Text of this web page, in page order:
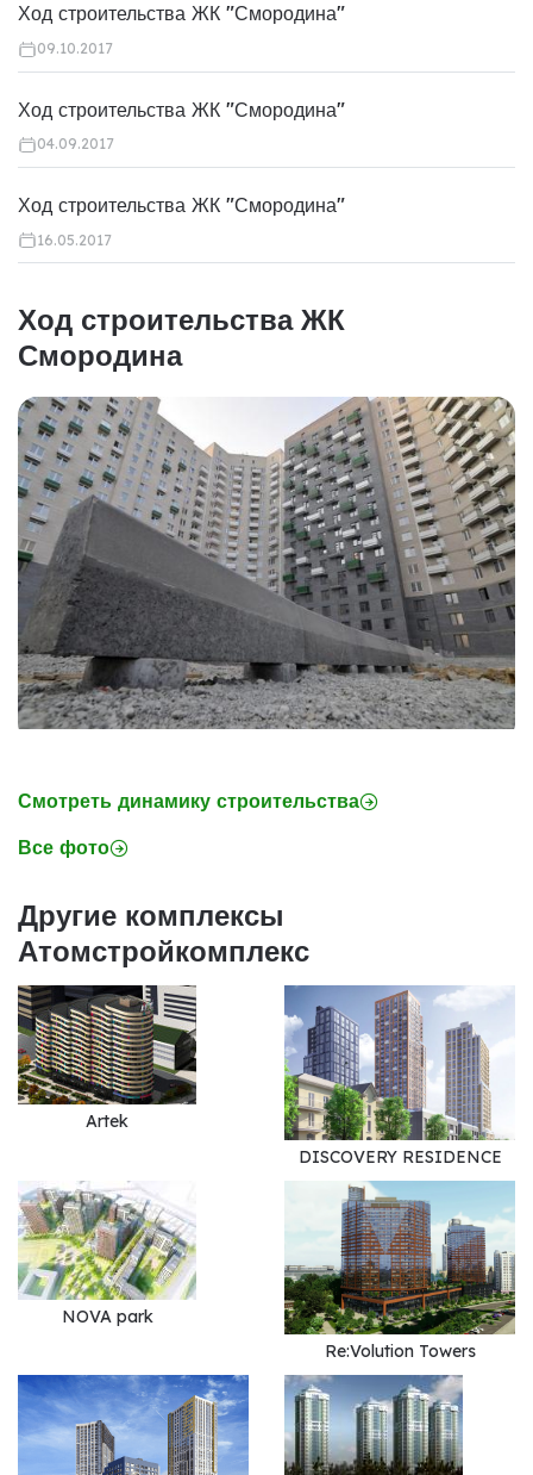
Ход строительства ЖК "Смородина"
09.10.2017
Ход строительства ЖК "Смородина"
04.09.2017
Ход строительства ЖК "Смородина"
16.05.2017
Ход строительства ЖК
Смородина
Смотреть динамику строительства
Все фото
Другие комплексы
Атомстройкомплекс
Artek
DISCOVERY RESIDENCE
NOVA park
Re:Volution Towers